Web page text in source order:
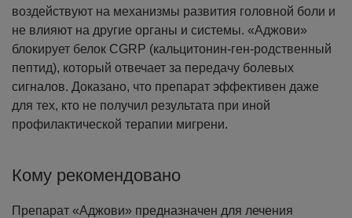
воздействуют на механизмы развития головной боли и
не влияют на другие органы и системы. «Аджови»
блокирует белок CGRP (кальцитонин-ген-родственный
пептид), который отвечает за передачу болевых
сигналов. Доказано, что препарат эффективен даже
для тех, кто не получил результата при иной
профилактической терапии мигрени.
Кому рекомендовано
Препарат «Аджови» предназначен для лечения